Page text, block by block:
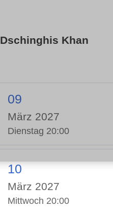
Dschinghis Khan
09
März 2027
Dienstag 20:00
10
März 2027
Mittwoch 20:00